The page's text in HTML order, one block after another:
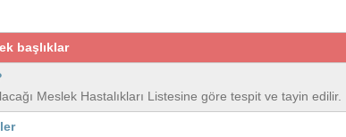
başlıklar
Meslek Hastalıkları Listesine göre tespit ve tayin edilir.